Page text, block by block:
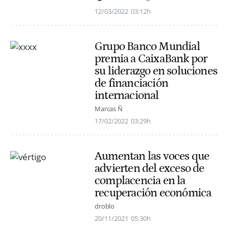
12/03/2022 03:12h
Grupo Banco Mundial
premia a CaixaBank por
su liderazgo en soluciones
de financiación
internacional
Marcas Ñ
17/02/2022 03:29h
Aumentan las voces que
advierten del exceso de
complacencia en la
recuperación económica
droblo
20/11/2021 05:30h